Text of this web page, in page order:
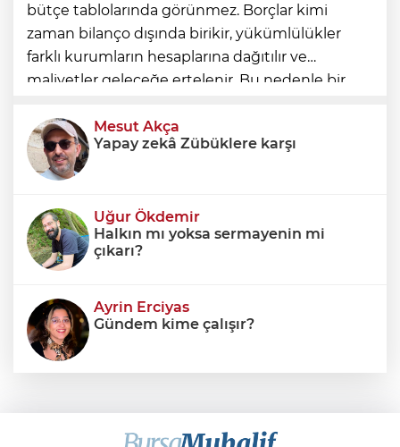
bütçe tablolarında görünmez. Borçlar kimi
zaman bilanço dışında birikir, yükümlülükler
farklı kurumların hesaplarına dağıtılır ve
maliyetler geleceğe ertelenir. Bu nedenle bir
yalnızca bütçe açığına veya resmi borç stok
Mesut Akça
Yapay zekâ Zübüklere karşı
Uğur Ökdemir
Halkın mı yoksa sermayenin mi
çıkarı?
Ayrin Erciyas
Gündem kime çalışır?
Savaşların gölgesinde engellilik,
doğa ve kaybedilen gelecek